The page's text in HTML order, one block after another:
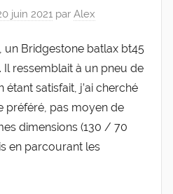
juin 2021 par Alex
un Brid­ges­tone bat­lax bt45
res­sem­blait à un pneu de
satis­fait, j’ai cher­ché
pré­fé­ré, pas moyen de
dimen­sions (130 /​​ 70
en par­cou­rant les